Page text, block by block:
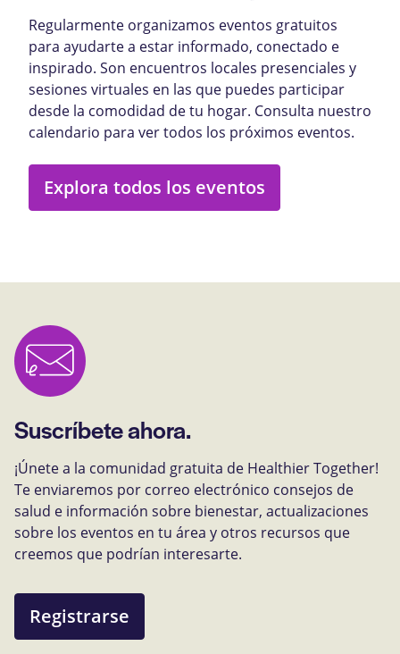
Regularmente organizamos eventos gratuitos
para ayudarte a estar informado, conectado e
inspirado. Son encuentros locales presenciales y
sesiones virtuales en las que puedes participar
desde la comodidad de tu hogar. Consulta nuestro
calendario para ver todos los próximos eventos.
Explora todos los eventos
Suscríbete ahora.
¡Únete a la comunidad gratuita de Healthier Together!
Te enviaremos por correo electrónico consejos de
salud e información sobre bienestar, actualizaciones
sobre los eventos en tu área y otros recursos que
creemos que podrían interesarte.
Registrarse